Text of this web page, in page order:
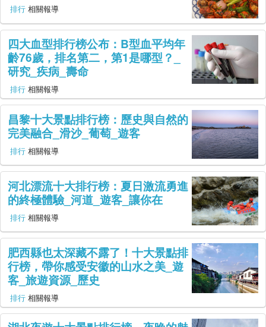
排行 相關報導
四大血型排行榜公布：B型血平均年
齡76歲，排名第二，第1是哪型？_
研究_疾病_壽命
排行 相關報導
昌黎十大景點排行榜：歷史與自然的
完美融合_滑沙_葡萄_遊客
排行 相關報導
河北漂流十大排行榜：夏日激流勇進
的終極體驗_河道_遊客_讓你在
排行 相關報導
肥西縣也太深藏不露了！十大景點排
行榜，帶你感受安徽的山水之美_遊
客_旅遊資源_歷史
排行 相關報導